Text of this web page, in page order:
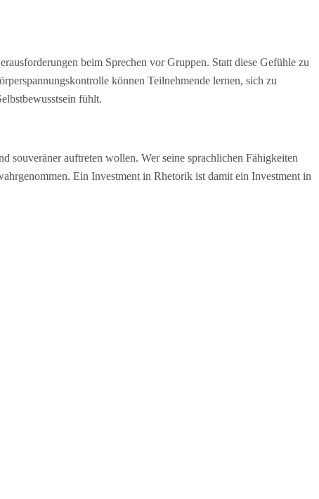
beim Sprechen vor Gruppen. Statt diese Gefühle zu
können Teilnehmende lernen, sich zu
fühlt.
auftreten wollen. Wer seine sprachlichen Fähigkeiten
Ein Investment in Rhetorik ist damit ein Investment in